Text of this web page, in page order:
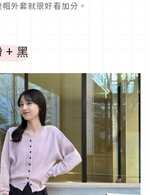
外套就很好看加分。
+ 黑